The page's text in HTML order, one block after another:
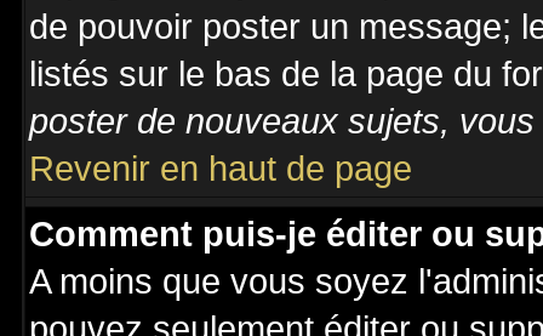
de pouvoir poster un message;
listés sur le bas de la page du
poster de nouveaux sujets,
Revenir en haut de page
Comment puis-je éditer ou
A moins que vous soyez